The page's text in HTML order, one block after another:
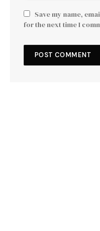
Save my name,
for the next time I